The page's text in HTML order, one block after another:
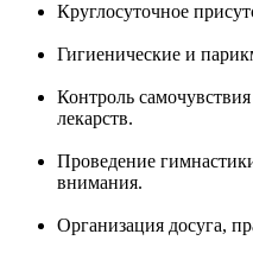
Круглосуточное
Гигиенические и
Контроль
лекарств.
Проведение
внимания.
Организация досуга,